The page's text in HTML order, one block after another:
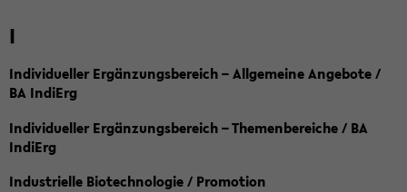
I
Individueller Ergänzungsbereich – Allgemeine Angebote /
BA IndiErg
Individueller Ergänzungsbereich – Themenbereiche / BA
IndiErg
Industrielle Biotechnologie / Promotion